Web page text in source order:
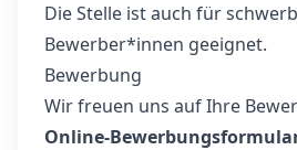
Die Stelle ist auch für
Bewerber*innen geeignet.
Bewerbung
Wir freuen uns auf Ihre
Online-